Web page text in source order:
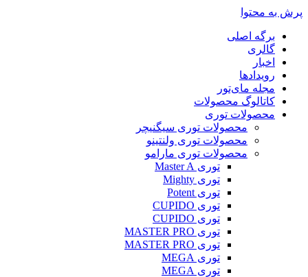
پرش به محتوا
برگه اصلی
گالری
اخبار
رویدادها
مجله مای‌تور
کاتالوگ محصولات
محصولات توری
محصولات توری سیگنیچر
محصولات توری ولنتینو
محصولات توری مارامو
توری Master A
توری Mighty
توری Potent
توری CUPIDO
توری CUPIDO
توری MASTER PRO
توری MASTER PRO
توری MEGA
توری MEGA